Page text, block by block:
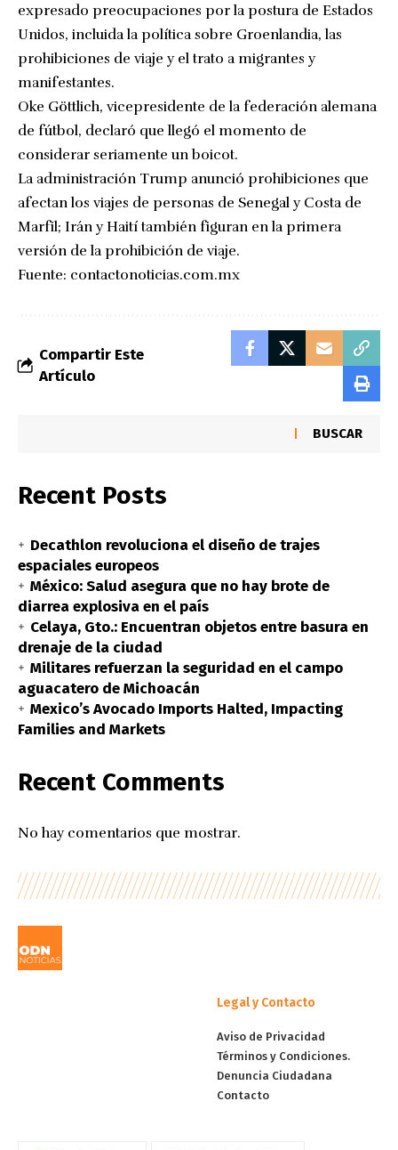
expresado preocupaciones por la postura de Estados
Unidos, incluida la política sobre Groenlandia, las
prohibiciones de viaje y el trato a migrantes y
manifestantes.
Oke Göttlich, vicepresidente de la federación alemana
de fútbol, declaró que llegó el momento de
considerar seriamente un boicot.
La administración Trump anunció prohibiciones que
afectan los viajes de personas de Senegal y Costa de
Marfil; Irán y Haití también figuran en la primera
versión de la prohibición de viaje.
Fuente: contactonoticias.com.mx
Compartir Este
Artículo
BUSCAR
Recent Posts
Decathlon revoluciona el diseño de trajes
espaciales europeos
México: Salud asegura que no hay brote de
diarrea explosiva en el país
Celaya, Gto.: Encuentran objetos entre basura en
drenaje de la ciudad
Militares refuerzan la seguridad en el campo
aguacatero de Michoacán
Mexico’s Avocado Imports Halted, Impacting
Families and Markets
Recent Comments
No hay comentarios que mostrar.
Legal y Contacto
Aviso de Privacidad
Términos y Condiciones.
Denuncia Ciudadana
Contacto